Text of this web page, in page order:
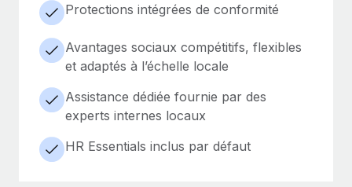
Protections intégrées de conformité
Avantages sociaux compétitifs, flexibles
et adaptés à l’échelle locale
Assistance dédiée fournie par des
experts internes locaux
HR Essentials inclus par défaut